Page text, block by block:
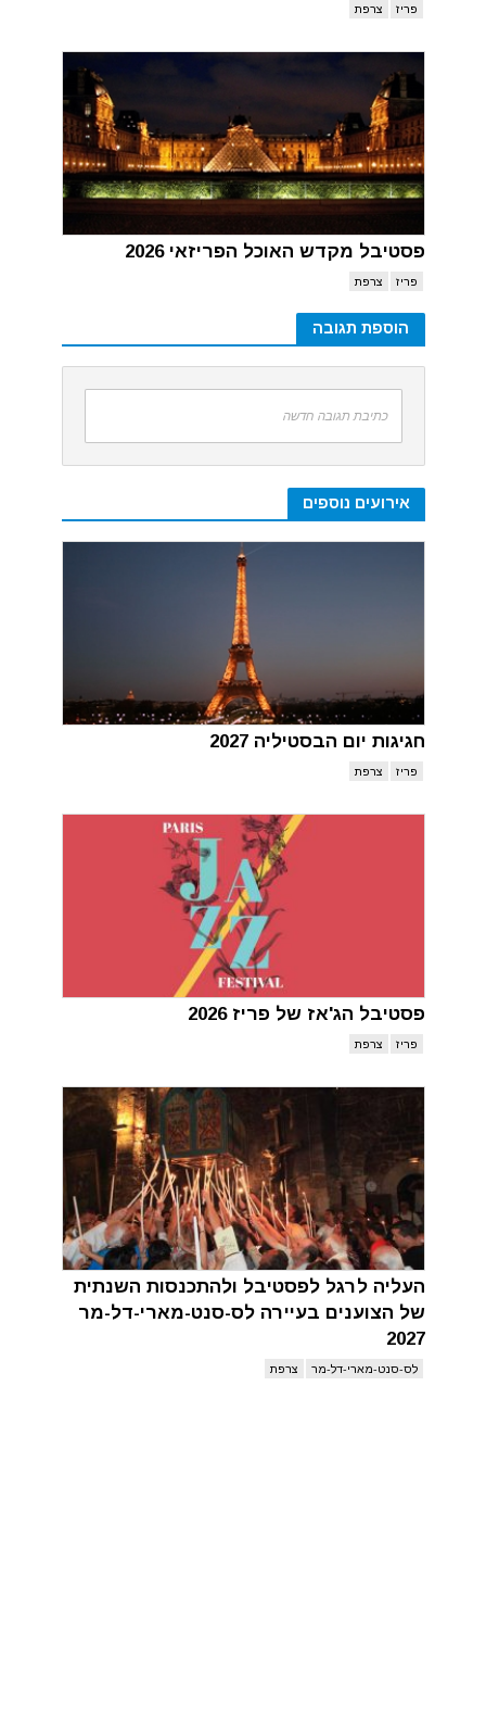
פריז צרפת
פסטיבל מקדש האוכל הפריזאי 2026
פריז צרפת
הוספת תגובה
כתיבת תגובה חדשה
אירועים נוספים
חגיגות יום הבסטיליה 2027
פריז צרפת
פסטיבל הג'אז של פריז 2026
פריז צרפת
העליה לרגל לפסטיבל ולהתכנסות השנתית
של הצוענים בעיירה לס-סנט-מארי-דל-מר
2027
לס-סנט-מארי-דל-מר צרפת